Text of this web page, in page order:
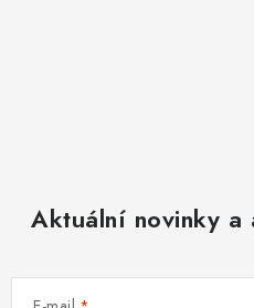
Aktuální novinky a